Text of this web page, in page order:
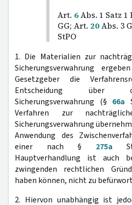
Art. 6Abs. 1 Satz 1
GG; Art. 20Abs. 3
StPO
1. Die Materialien zur
Sicherungsverwahrung
Gesetzgeber die
Entscheidung über
Sicherungsverwahrung (§ 66a
Verfahren zur
Sicherungsverwahrung
Anwendung des
einer nach § 275a
Hauptverhandlung ist auch
zwingenden rechtlichen
haben können, nicht zu
2. Hiervon unabhängig ist